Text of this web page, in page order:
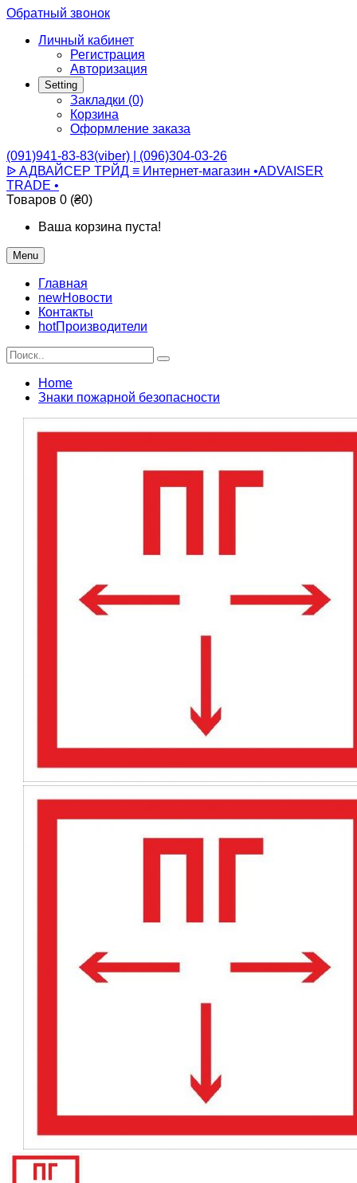
Обратный звонок
Личный кабинет
Регистрация
Авторизация
Setting
Закладки (0)
Корзина
Оформление заказа
(091)941-83-83(viber) | (096)304-03-26
ᐉ АДВАЙСЕР ТРЙД ≡ Интернет-магазин •ADVAISER
TRADE •
Товаров 0 (₴0)
Ваша корзина пуста!
Menu
Главная
newНовости
Контакты
hotПроизводители
Home
Знаки пожарной безопасности